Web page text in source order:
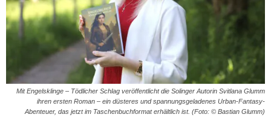
Mit Engelsklinge – Tödlicher Schlag veröffentlicht die Solinger Autorin Svitlana Glumm
ihren ersten Roman – ein düsteres und spannungsgeladenes Urban-Fantasy-
Abenteuer, das jetzt im Taschenbuchformat erhältlich ist. (Foto: © Bastian Glumm)